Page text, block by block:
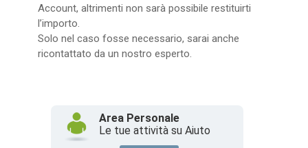
Account, altrimenti non sarà possibile restituirti
l’importo.
Solo nel caso fosse necessario, sarai anche
ricontattato da un nostro esperto.